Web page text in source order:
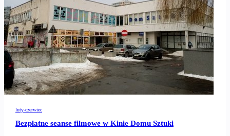
luty-czerwiec
Bezpłatne seanse filmowe w Kinie Domu Sztuki